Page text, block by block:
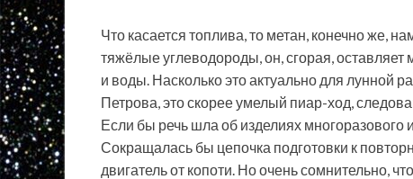
Что касается топлива, то метан, конечно же,
тяжёлые углеводороды, он, сгорая, оставляет
и воды. Насколько это актуально для лунной
Петрова, это скорее умелый пиар-ход,
Если бы речь шла об изделиях многоразового
Сокращалась бы цепочка подготовки к
двигатель от копоти. Но очень сомнительно,